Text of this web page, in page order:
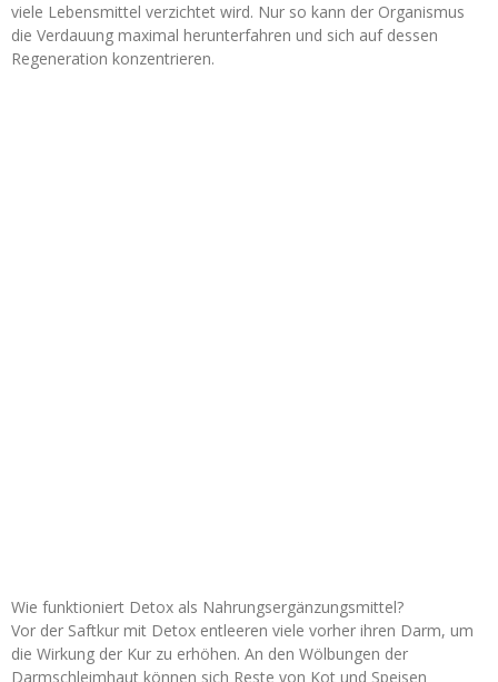
viele Lebensmittel verzichtet wird. Nur so kann der Organismus
die Verdauung maximal herunterfahren und sich auf dessen
Regeneration konzentrieren.
Wie funktioniert Detox als Nahrungsergänzungsmittel?
Vor der Saftkur mit Detox entleeren viele vorher ihren Darm, um
die Wirkung der Kur zu erhöhen. An den Wölbungen der
Darmschleimhaut können sich Reste von Kot und Speisen